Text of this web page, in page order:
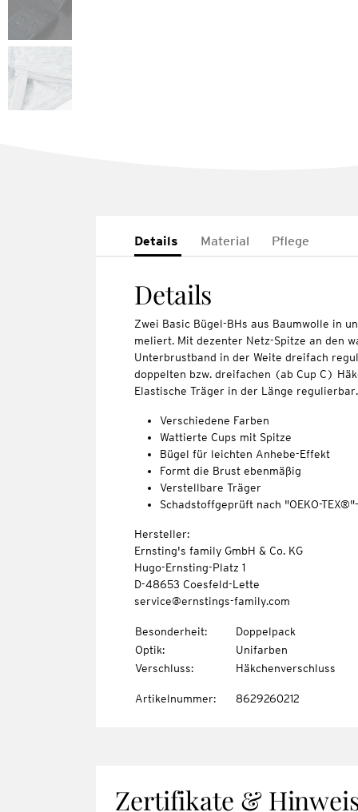
Details Material Pflege
Details
Zwei Basic Bügel-BHs aus Baumwolle in
meliert. Mit dezenter Netz-Spitze an den
Unterbrustband in der Weite dreifach
doppelten bzw. dreifachen (ab Cup C)
Elastische Träger in der Länge regulierbar.
Verschiedene Farben
Wattierte Cups mit Spitze
Bügel für leichten Anhebe-Effekt
Formt die Brust ebenmäßig
Verstellbare Träger
Schadstoffgeprüft nach "OEKO-
Hersteller:
Ernsting's family GmbH & Co. KG
Hugo-Ernsting-Platz 1
D-48653 Coesfeld-Lette
service@ernstings-family.com
Besonderheit:
Doppelpack
Optik:
Unifarben
Verschluss: Häkchenverschluss
Artikelnummer: 8629260212
Zertifikate &